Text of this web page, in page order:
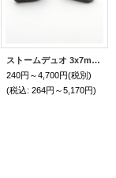
ストームデュオ 3x7mm ジェット（約30/600個）
240円～4,700円(税別)
(税込: 264円～5,170円)